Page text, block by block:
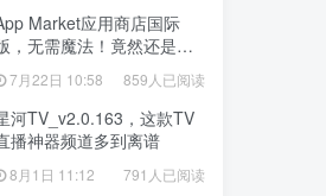
Market应用商店国际
，无需魔法！竟然还是大
厂出品？
7月22日 10:58 859人已阅读
河TV_v2.0.163，这款TV
播神器频道多到离谱
8月1日 11:12 791人已阅读